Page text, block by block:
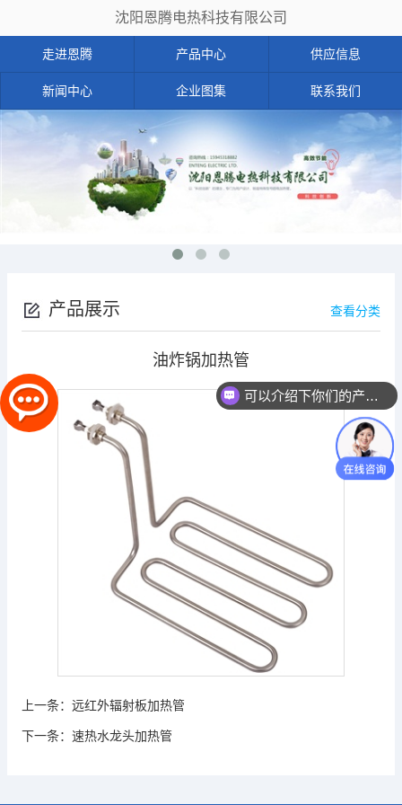
沈阳恩腾电热科技有限公司
走进恩腾 产品中心 供应信息
新闻中心 企业图集 联系我们
产品展示 查看分类
油炸锅加热管
上一条： 远红外辐射板加热管
下一条： 速热水龙头加热管
可以介绍下你们的产品么？